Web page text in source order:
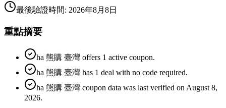
最後驗證時間: 2026年8月8日
重點摘要
ha 熊購 臺灣 offers 1 active coupon.
ha 熊購 臺灣 has 1 deal with no code required.
ha 熊購 臺灣 coupon data was last verified on August 8,
2026.